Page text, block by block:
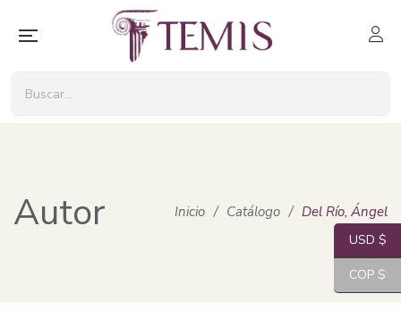
Autor Inicio / Catálogo / Del Río, Ángel
USD $
COP $